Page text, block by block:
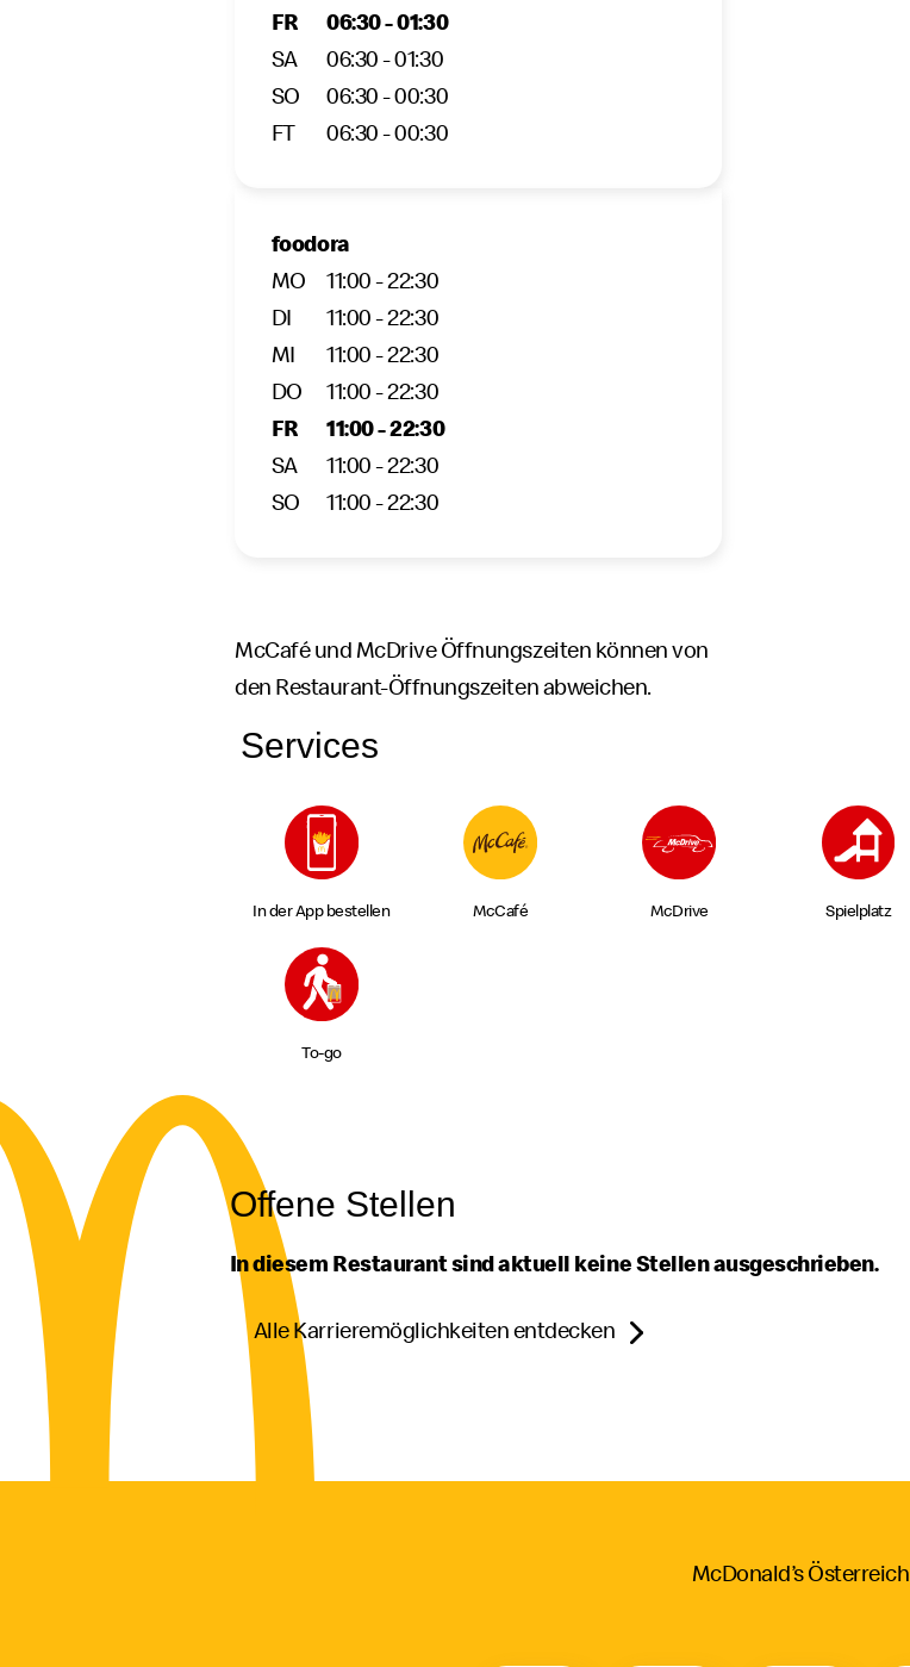
FR
06:30 - 01:30
SA
06:30 - 01:30
SO
06:30 - 00:30
FT
06:30 - 00:30
foodora
MO
11:00 - 22:30
DI
11:00 - 22:30
MI
11:00 - 22:30
DO
11:00 - 22:30
FR
11:00 - 22:30
SA
11:00 - 22:30
SO
11:00 - 22:30
McCafé und McDrive Öffnungszeiten können von
den Restaurant-Öffnungszeiten abweichen.
Services
In der App bestellen McCafé McDrive Spielplatz
To-go
Offene Stellen
In diesem Restaurant sind aktuell keine Stellen ausgeschrieben.
Alle Karrieremöglichkeiten entdecken
McDonald’s Österreich